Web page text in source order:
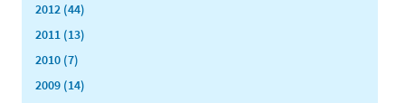
2012 (44)
2011 (13)
2010 (7)
2009 (14)